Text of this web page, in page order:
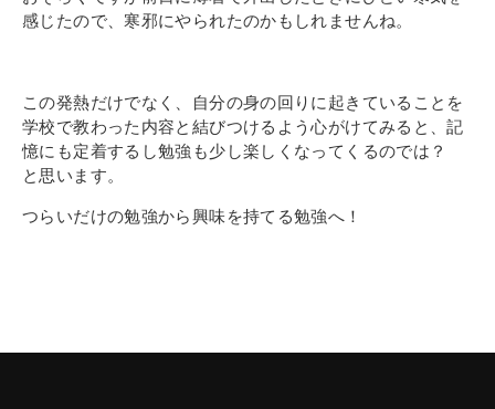
感じたので、寒邪にやられたのかもしれませんね。
この発熱だけでなく、自分の身の回りに起きていることを
学校で教わった内容と結びつけるよう心がけてみると、記
憶にも定着するし勉強も少し楽しくなってくるのでは？
と思います。
つらいだけの勉強から興味を持てる勉強へ！